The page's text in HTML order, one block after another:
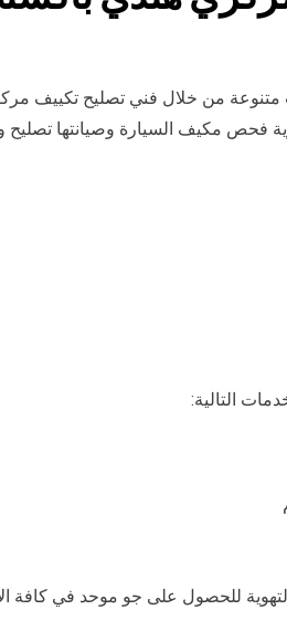
بالكويت نوفر لكم خدمات متنوعة من خلال فني تصليح تكييف
فحص مكيف السيارة وصيانتها
التالية:
للحصول على جو موحد في كافة